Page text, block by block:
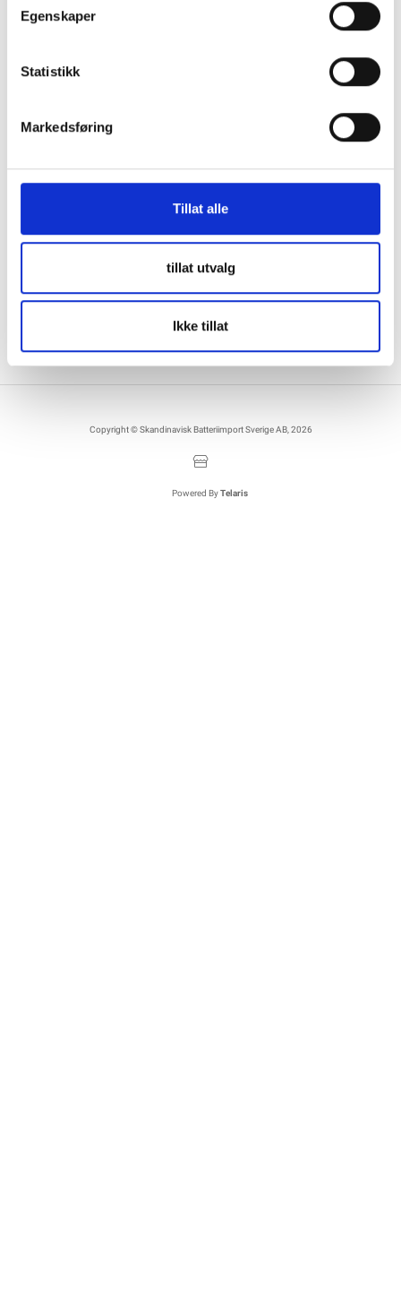
Egenskaper
Statistikk
Markedsføring
Tillat alle
tillat utvalg
Ikke tillat
036122078
Hållbarhet och samhällsansvar
Integritet
Anställda
Försäljnings- och leveransvillkor
Copyright © Skandinavisk Batteriimport Sverige AB, 2026
Powered ByTelaris